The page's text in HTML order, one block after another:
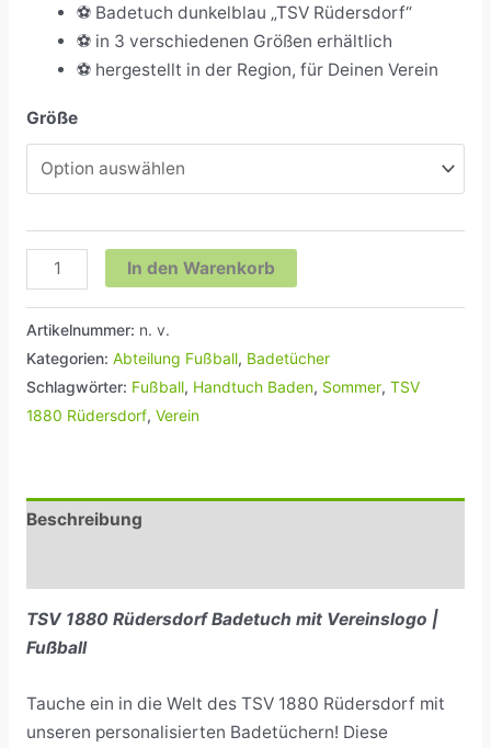
⚽ Badetuch dunkelblau „TSV Rüdersdorf“
⚽ in 3 verschiedenen Größen erhältlich
⚽ hergestellt in der Region, für Deinen Verein
Größe
In den Warenkorb
Artikelnummer: n. v.
Kategorien: Abteilung Fußball, Badetücher
Schlagwörter: Fußball, Handtuch Baden, Sommer, TSV
1880 Rüdersdorf, Verein
Beschreibung
TSV 1880 Rüdersdorf Badetuch mit Vereinslogo |
Fußball
Tauche ein in die Welt des TSV 1880 Rüdersdorf mit
unseren personalisierten Badetüchern! Diese